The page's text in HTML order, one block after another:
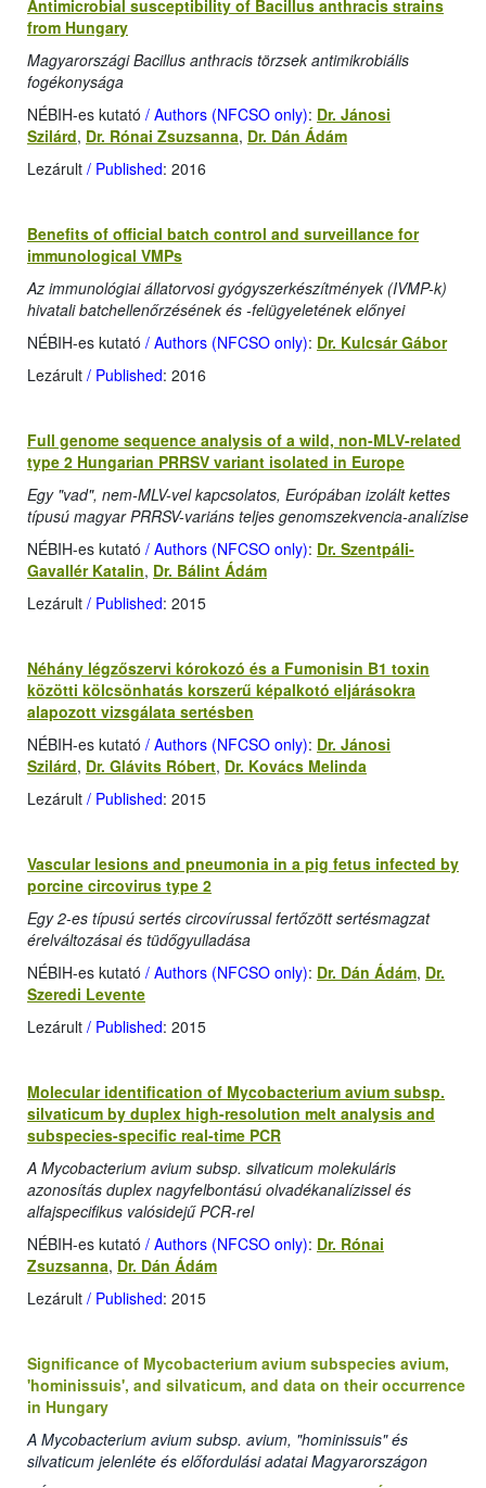
Antimicrobial susceptibility of Bacillus anthracis strains
from Hungary
Magyarországi Bacillus anthracis törzsek antimikrobiális
fogékonysága
NÉBIH-es kutató / Authors (NFCSO only): Dr. Jánosi
Szilárd, Dr. Rónai Zsuzsanna, Dr. Dán Ádám
Lezárult / Published: 2016
Benefits of official batch control and surveillance for
immunological VMPs
Az immunológiai állatorvosi gyógyszerkészítmények (IVMP-k)
hivatali batchellenőrzésének és -felügyeletének előnyei
NÉBIH-es kutató / Authors (NFCSO only): Dr. Kulcsár Gábor
Lezárult / Published: 2016
Full genome sequence analysis of a wild, non-MLV-related
type 2 Hungarian PRRSV variant isolated in Europe
Egy "vad", nem-MLV-vel kapcsolatos, Európában izolált kettes
típusú magyar PRRSV-variáns teljes genomszekvencia-analízise
NÉBIH-es kutató / Authors (NFCSO only): Dr. Szentpáli-
Gavallér Katalin, Dr. Bálint Ádám
Lezárult / Published: 2015
Néhány légzőszervi kórokozó és a Fumonisin B1 toxin
közötti kölcsönhatás korszerű képalkotó eljárásokra
alapozott vizsgálata sertésben
NÉBIH-es kutató / Authors (NFCSO only): Dr. Jánosi
Szilárd, Dr. Glávits Róbert, Dr. Kovács Melinda
Lezárult / Published: 2015
Vascular lesions and pneumonia in a pig fetus infected by
porcine circovirus type 2
Egy 2-es típusú sertés circovírussal fertőzött sertésmagzat
érelváltozásai és tüdőgyulladása
NÉBIH-es kutató / Authors (NFCSO only): Dr. Dán Ádám, Dr.
Szeredi Levente
Lezárult / Published: 2015
Molecular identification of Mycobacterium avium subsp.
silvaticum by duplex high-resolution melt analysis and
subspecies-specific real-time PCR
A Mycobacterium avium subsp. silvaticum molekuláris
azonosítás duplex nagyfelbontású olvadékanalízissel és
alfajspecifikus valósidejű PCR-rel
NÉBIH-es kutató / Authors (NFCSO only): Dr. Rónai
Zsuzsanna, Dr. Dán Ádám
Lezárult / Published: 2015
Significance of Mycobacterium avium subspecies avium,
'hominissuis', and silvaticum, and data on their occurrence
in Hungary
A Mycobacterium avium subsp. avium, "hominissuis" és
silvaticum jelenléte és előfordulási adatai Magyarországon